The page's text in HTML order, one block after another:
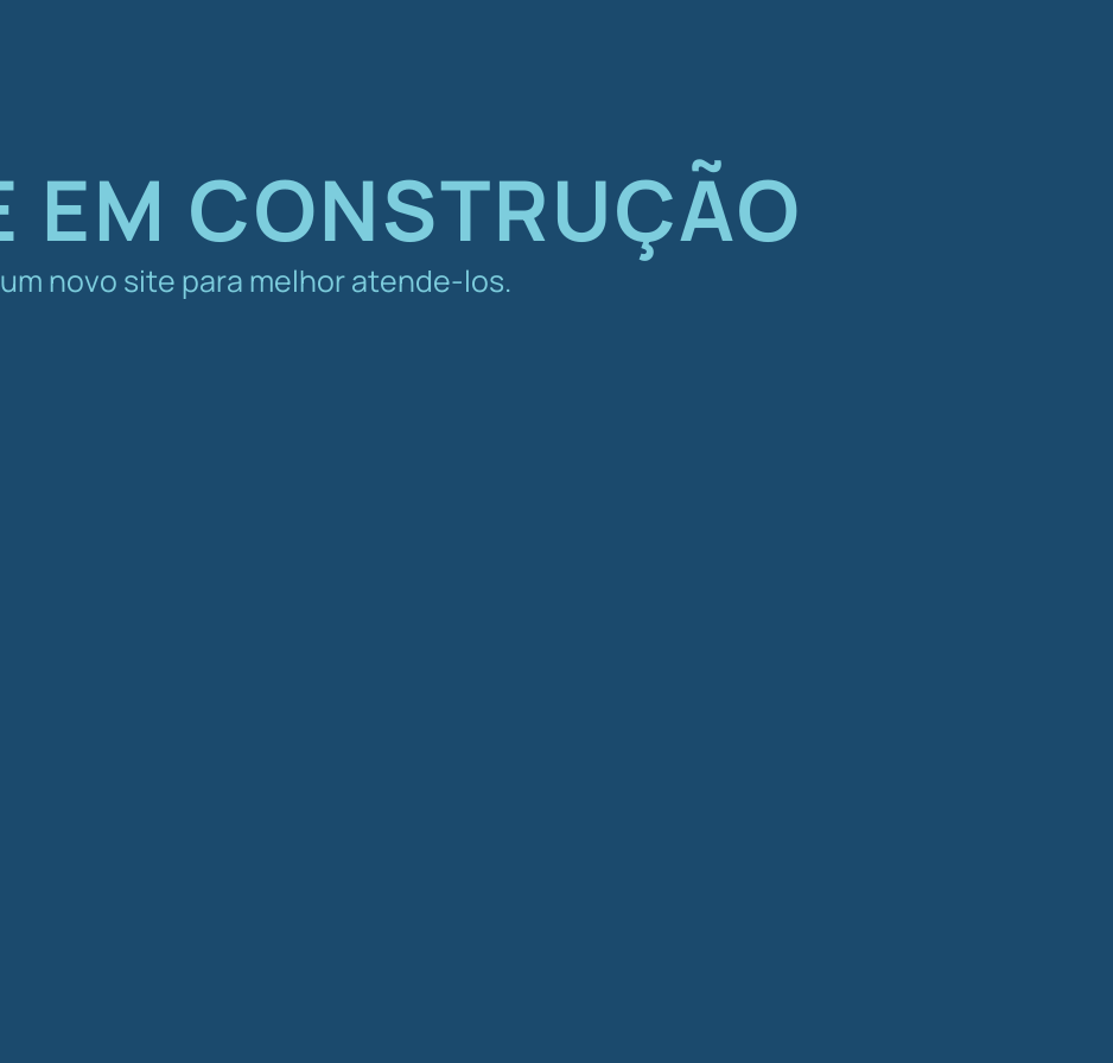
EM CONSTRUÇÃO
novo site para melhor atende-los.